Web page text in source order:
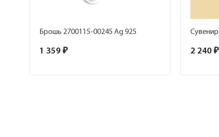
Брошь 2700115-00245 Ag 925
1 359 ₽ 2 240 ₽